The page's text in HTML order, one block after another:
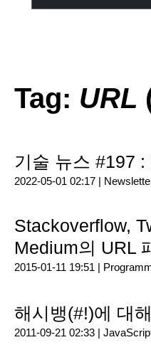
Tag: URL
기술 뉴스 #197 :
2022-05-01 02:17 |
Stackoverflow,
Medium의 URL
2015-01-11 19:51 |
해시뱅(#!)에 대
2011-09-21 02:33 |